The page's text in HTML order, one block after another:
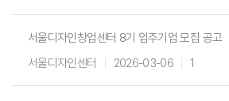
서울디자인창업센터 8기 입주기업 모집 공고
서울디자인센터
2026-03-06 1